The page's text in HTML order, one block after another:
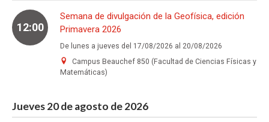
12:00
Semana de divulgación de la Geofísica, edición
Primavera 2026
De lunes a jueves del 17/08/2026 al 20/08/2026
Campus Beauchef 850 (Facultad de Ciencias Físicas y
Matemáticas)
Jueves 20 de agosto de 2026